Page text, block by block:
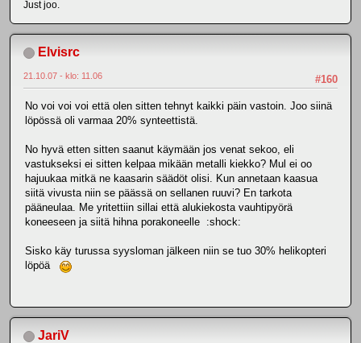
Just joo.
Elvisrc
#160
21.10.07 - klo: 11.06
No voi voi voi että olen sitten tehnyt kaikki päin vastoin. Joo siinä
löpössä oli varmaa 20% synteettistä.
No hyvä etten sitten saanut käymään jos venat sekoo, eli
vastukseksi ei sitten kelpaa mikään metalli kiekko? Mul ei oo
hajuukaa mitkä ne kaasarin säädöt olisi. Kun annetaan kaasua
siitä vivusta niin se päässä on sellanen ruuvi? En tarkota
pääneulaa. Me yritettiin sillai että alukiekosta vauhtipyörä
koneeseen ja siitä hihna porakoneelle :shock:
Sisko käy turussa syysloman jälkeen niin se tuo 30% helikopteri
löpöä
JariV